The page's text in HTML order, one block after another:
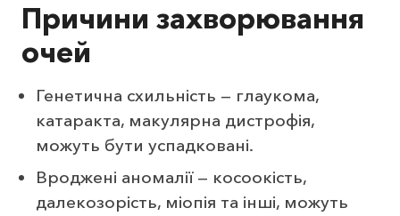
Причини захворювання
очей
Генетична схильність — глаукома,
катаракта, макулярна дистрофія,
можуть бути успадковані.
Вроджені аномалії — косоокість,
далекозорість, міопія та інші, можуть